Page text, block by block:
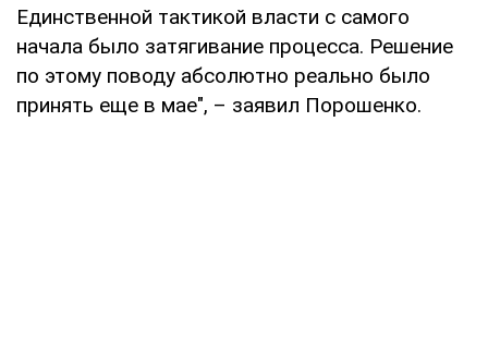
Единственной тактикой власти с самого
начала было затягивание процесса. Решение
по этому поводу абсолютно реально было
принять еще в мае", – заявил Порошенко.